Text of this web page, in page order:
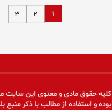
۱ ۲ ۳
کلیه حقوق مادی و معنوی این سایت
بوده و استفاده از مطالب با ذکر منبع